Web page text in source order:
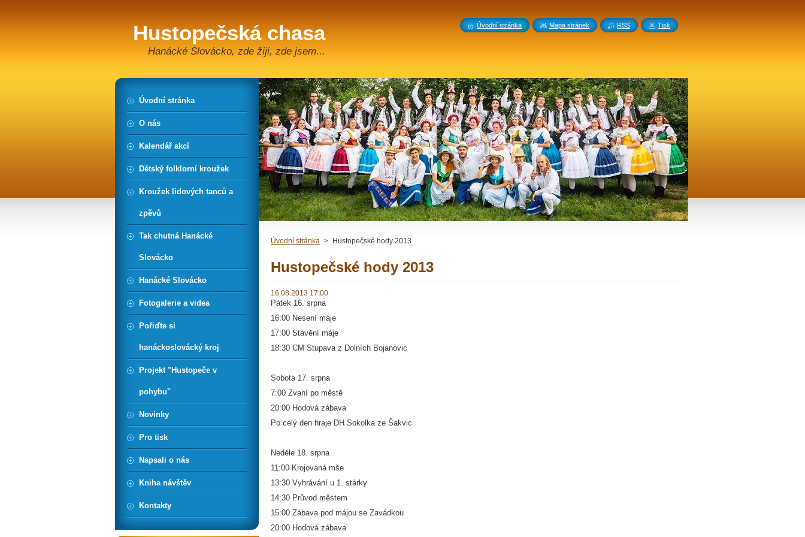
Hustopečská chasa
Hanácké Slovácko, zde žiji, zde jsem...
Úvodní stránka > Hustopečské hody 2013
Hustopečské hody 2013
16.08.2013 17:00
Pátek 16. srpna
16:00 Nesení máje
17:00 Stavění máje
18:30 CM Stupava z Dolních Bojanovic
Sobota 17. srpna
7:00 Zvaní po městě
20:00 Hodová zábava
Po celý den hraje DH Sokolka ze Šakvic
Neděle 18. srpna
11:00 Krojovaná mše
13:30 Vyhrávání u 1. stárky
14:30 Průvod městem
15:00 Zábava pod májou se Zavádkou
20:00 Hodová zábava
Úvodní stránka
O nás
Kalendář akcí
Dětský folklorní kroužek
Kroužek lidových tanců a
zpěvů
Tak chutná Hanácké
Slovácko
Hanácké Slovácko
Fotogalerie a videa
Pořiďte si
hanáckoslovácký kroj
Projekt "Hustopeče v
pohybu"
Novinky
Pro tisk
Napsali o nás
Kniha návštěv
Kontakty
Úvodní stránka Mapa stránek RSS Tisk